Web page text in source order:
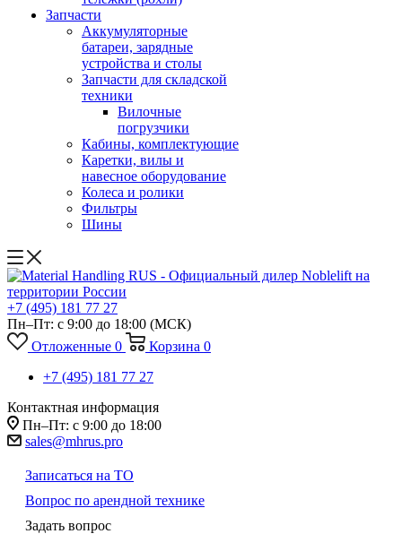
Запчасти
Аккумуляторные
батареи, зарядные
устройства и столы
Запчасти для складской
техники
Вилочные
погрузчики
Кабины, комплектующие
Каретки, вилы и
навесное оборудование
Колеса и ролики
Фильтры
Шины
+7 (495) 181 77 27
Пн–Пт: с 9:00 до 18:00 (МСК)
Отложенные 0 Корзина 0
+7 (495) 181 77 27
Контактная информация
Пн–Пт: с 9:00 до 18:00
sales@mhrus.pro
Записаться на ТО
Вопрос по арендной технике
Задать вопрос